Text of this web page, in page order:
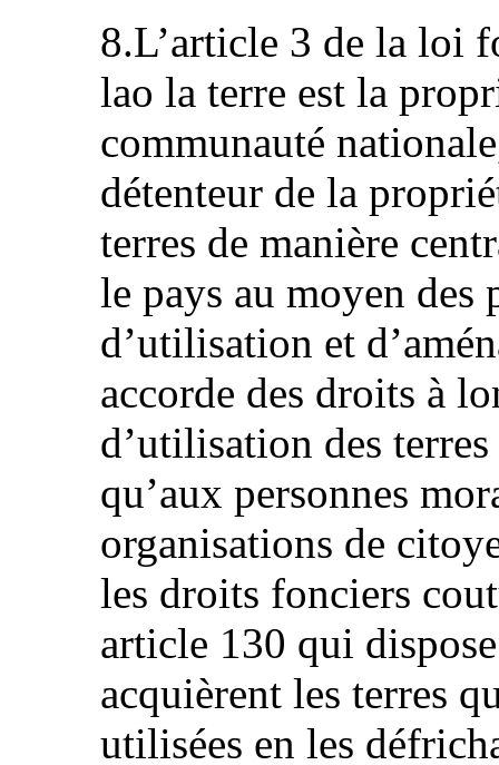
8.L’article 3 de la loi
lao la terre est la
communauté
détenteur de la
terres de manière
le pays au moyen des
d’utilisation et
accorde des droits à
d’utilisation des
qu’aux personnes
organisations de
les droits fonciers
article 130 qui
acquièrent les terres
utilisées en les